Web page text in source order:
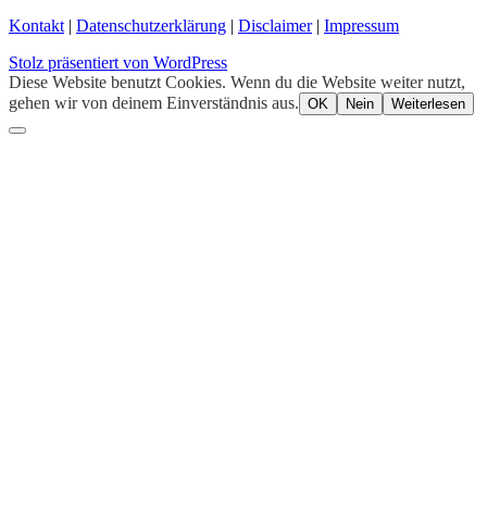
Kontakt | Datenschutzerklärung | Disclaimer| Impressum
Stolz präsentiert von WordPress
Diese Website benutzt Cookies. Wenn du die Website weiter nutzt,
gehen wir von deinem Einverständnis aus. OK Nein Weiterlesen